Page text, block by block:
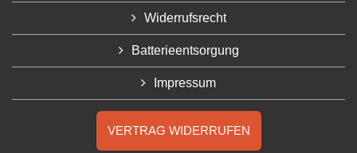
Widerrufsrecht
Batterieentsorgung
Impressum
VERTRAG WIDERRUFEN